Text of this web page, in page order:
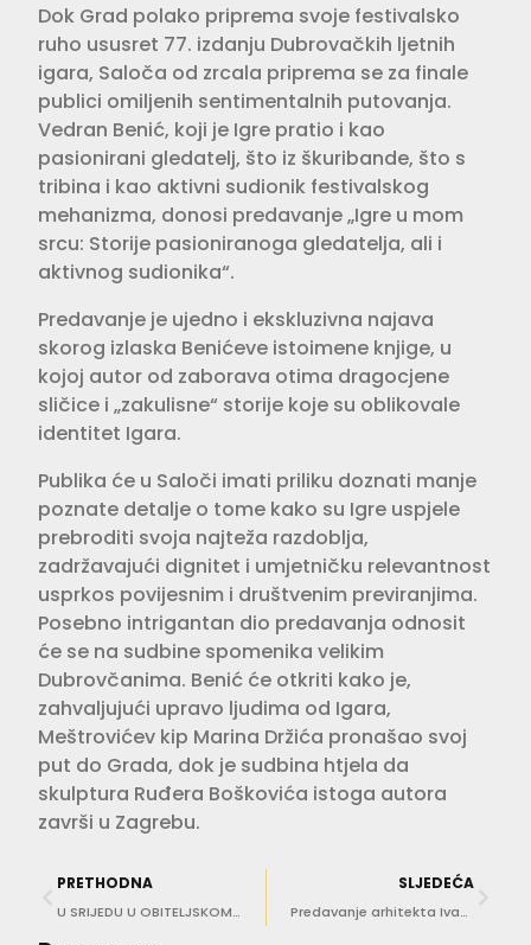
Dok Grad polako priprema svoje festivalsko
ruho ususret 77. izdanju Dubrovačkih ljetnih
igara, Saloča od zrcala priprema se za finale
publici omiljenih sentimentalnih putovanja.
Vedran Benić, koji je Igre pratio i kao
pasionirani gledatelj, što iz škuribande, što s
tribina i kao aktivni sudionik festivalskog
mehanizma, donosi predavanje „Igre u mom
srcu: Storije pasioniranoga gledatelja, ali i
aktivnog sudionika“.
Predavanje je ujedno i ekskluzivna najava
skorog izlaska Benićeve istoimene knjige, u
kojoj autor od zaborava otima dragocjene
sličice i „zakulisne“ storije koje su oblikovale
identitet Igara.
Publika će u Saloči imati priliku doznati manje
poznate detalje o tome kako su Igre uspjele
prebroditi svoja najteža razdoblja,
zadržavajući dignitet i umjetničku relevantnost
usprkos povijesnim i društvenim previranjima.
Posebno intrigantan dio predavanja odnosit
će se na sudbine spomenika velikim
Dubrovčanima. Benić će otkriti kako je,
zahvaljujući upravo ljudima od Igara,
Meštrovićev kip Marina Držića pronašao svoj
put do Grada, dok je sudbina htjela da
skulptura Ruđera Boškovića istoga autora
završi u Zagrebu.
PRETHODNA
U SRIJEDU U OBITELJSKOM CENTRU Majčinstvo bez filtera: Radionica o razbijanju mita ‘savršene majke’
SLJEDEĆA
Predavanje arhitekta Ivana Prtenjaka ‘Đir po gradu’ i obilazak muzeja Rupe uz vodiča